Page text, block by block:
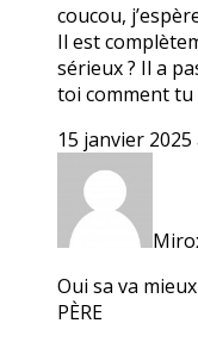
coucou,
Il est
sérieux ? Il a
toi comment tu
15 janvier
Oui sa va
PÈRE